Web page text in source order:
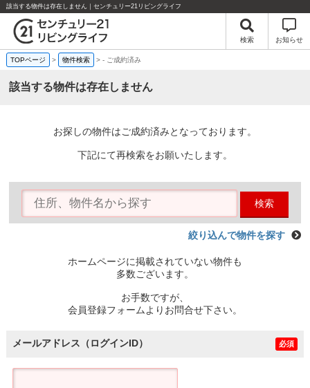
該当する物件は存在しません｜センチュリー21リビングライフ
検索 お知らせ
TOPページ > 物件検索 >- ご成約済み
該当する物件は存在しません
お探しの物件はご成約済みとなっております。
下記にて再検索をお願いたします。
検索
絞り込んで物件を探す
ホームページに掲載されていない物件も
多数ございます。
お手数ですが、
会員登録フォームよりお問合せ下さい。
メールアドレス（ログインID） 必須